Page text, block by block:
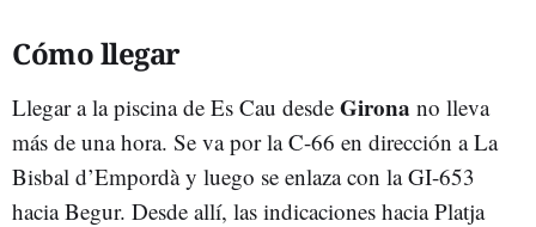
Cómo llegar
Llegar a la piscina de Es Cau desde Girona no lleva
más de una hora. Se va por la C-66 en dirección a La
Bisbal d’Empordà y luego se enlaza con la GI-653
hacia Begur. Desde allí, las indicaciones hacia Platja